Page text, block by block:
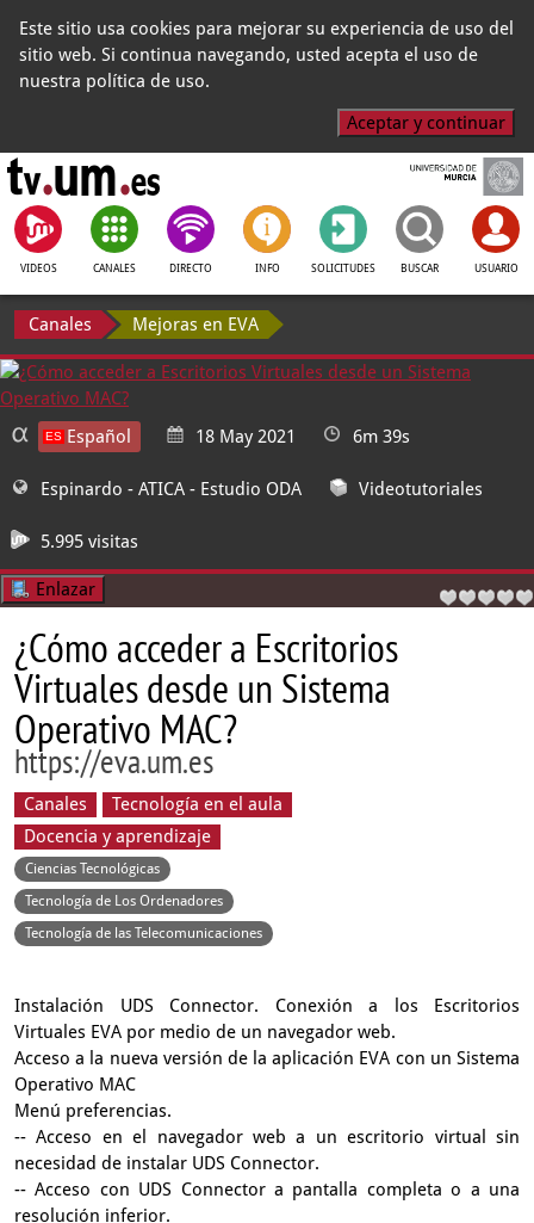
Este sitio usa cookies para mejorar su experiencia de uso del
sitio web. Si continua navegando, usted acepta el uso de
nuestra política de uso.
Aceptar y continuar
VIDEOS CANALES DIRECTO INFO SOLICITUDES BUSCAR USUARIO
Canales Mejoras en EVA
Español 18 May 2021 6m 39s
Espinardo - ATICA - Estudio ODA Videotutoriales
5.995 visitas
Enlazar
¿Cómo acceder a Escritorios
Virtuales desde un Sistema
Operativo MAC?
https://eva.um.es
Canales
Tecnología en el aula
Docencia y aprendizaje
Ciencias Tecnológicas
Tecnología de Los Ordenadores
Tecnología de las Telecomunicaciones
Instalación UDS Connector. Conexión a los Escritorios
Virtuales EVA por medio de un navegador web.
Acceso a la nueva versión de la aplicación EVA con un Sistema
Operativo MAC
Menú preferencias.
-- Acceso en el navegador web a un escritorio virtual sin
necesidad de instalar UDS Connector.
-- Acceso con UDS Connector a pantalla completa o a una
resolución inferior.